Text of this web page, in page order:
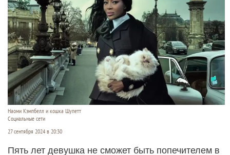
Наоми Кэмпбелл и кошка Шупетт
Социальные сети
27 сентября 2024 в 20:30
Пять лет девушка не сможет быть попечителем в